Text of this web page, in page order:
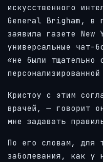
искусственного
General Brigham, в
заявила газете
универсальные чат-
«не были тщательно
Кристоу с этим
врачей, — говорит
мне задавать
По его словам, для
заболевания, как у